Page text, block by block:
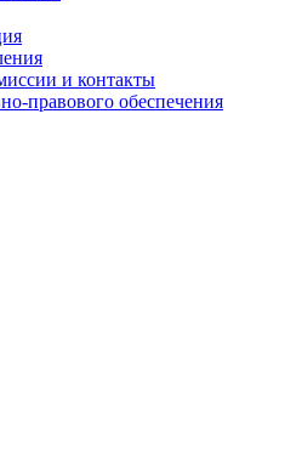
и контакты
правового обеспечения